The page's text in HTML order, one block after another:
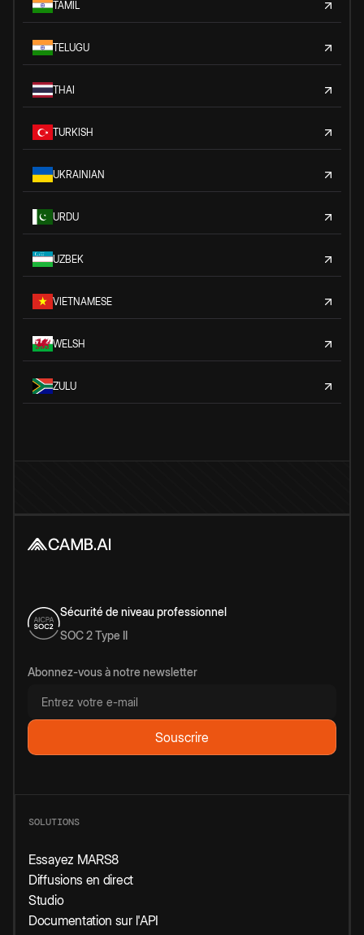
TAMIL
TELUGU
THAI
TURKISH
UKRAINIAN
URDU
UZBEK
VIETNAMESE
WELSH
ZULU
Sécurité de niveau professionnel
SOC 2 Type II
Abonnez-vous à notre newsletter
SOLUTIONS
Essayez MARS8
Diffusions en direct
Studio
Documentation sur l'API